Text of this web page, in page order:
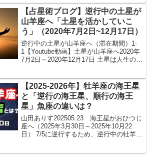
のボクは特にそうタヌ！時々お子様の将
来についてご相談い...
【占星術ブログ】逆行中の土星が
山羊座へ「土星を活かしていこ
う」（2020年7月2日~12月17日）
逆行中の土星が山羊座へ（滞在期間）1-
1【Youtube動画】土星が山羊座へ2020年
7月2日～2020年12月17日 土星は人生の中
い？現実に疲れた？やぎ座さん...
【2025-2026年】牡羊座の海王星
と「逆行の海王星、順行の海王
星」魚座の違いは？
山田ありす202505:23 海王星がおひつじ
座へ（2025年3月30日～2025年10月22
日） 7/5に逆行するため、逆行中の牡羊座